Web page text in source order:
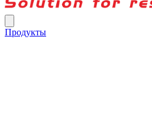
Продукты